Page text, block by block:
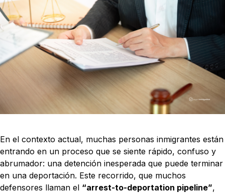
En el contexto actual, muchas personas inmigrantes están
entrando en un proceso que se siente rápido, confuso y
abrumador: una detención inesperada que puede terminar
en una deportación. Este recorrido, que muchos
defensores llaman el “arrest-to-deportation pipeline”,